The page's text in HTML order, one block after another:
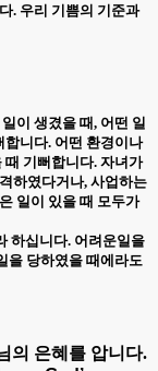
. 우리 기쁨의 기준과
이 생겼을 때, 어떤 일
합니다. 어떤 환경이나
때 기뻐합니다. 자녀가
하였다거나, 사업하는
일이 있을 때 모두가
하십니다. 어려운일을
을 당하였을 때에라도
의 은혜를 압니다.